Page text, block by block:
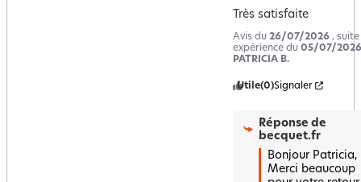
Très satisfaite
Avis du 26/07/2026 , suite
expérience du 05/07/2026
PATRICIA B.
Utile(0)Signaler
Réponse de
becquet.fr
Bonjour Patricia,
Merci beaucoup